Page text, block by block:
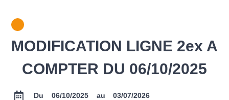
MODIFICATION LIGNE 2ex A
COMPTER DU 06/10/2025
Du 06/10/2025 au 03/07/2026